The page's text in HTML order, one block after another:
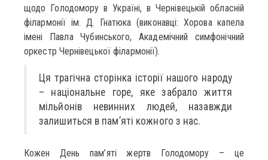
щодо Голодомору в Україні, в Чернівецькій обласній
філармонії ім. Д. Гнатюка (виконавці: Хорова капела
імені Павла Чубинського, Академічний симфонічний
оркестр Чернівецької філармонії).
Ця трагічна сторінка історії нашого народу
– національне горе, яке забрало життя
мільйонів невинних людей, назавжди
залишиться в пам’яті кожного з нас.
Кожен День пам’яті жертв Голодомору – це